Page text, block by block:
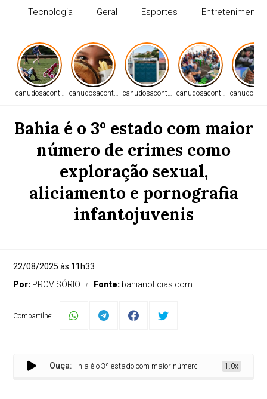
Tecnologia Geral Esportes Entretenimento
canudosacontece.comcanudosacontece.comcanudosacontece.comcanudosacontece.com
Bahia é o 3º estado com maior
número de crimes como
exploração sexual,
aliciamento e pornografia
infantojuvenis
22/08/2025 às 11h33
Por: PROVISÓRIO Fonte: bahianoticias.com
Compartilhe:
Ouça:
Bahia é o 3º estado com maior número de crimes como1.0x